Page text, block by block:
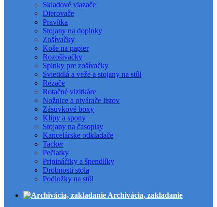
Skladové viazače
Dierovače
Pravítka
Stojany na doplnky
Zošívačky
Koše na papier
Rozošívačky
Spinky pre zošívačky
Svietidlá a veže a stojany na stôl
Rezače
Rotačné vizitkáre
Nožnice a otvárače listov
Zásuvkové boxy
Klipy a spony
Stojany na časopisy
Kancelárske odkladače
Tacker
Pečiatky
Pripináčiky a špendlíky
Drobnosti stola
Podložky na stôl
Archivácia, zakladanie